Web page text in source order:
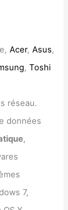
Acer, Asus,
, Toshi
réseau.
données
,
7,